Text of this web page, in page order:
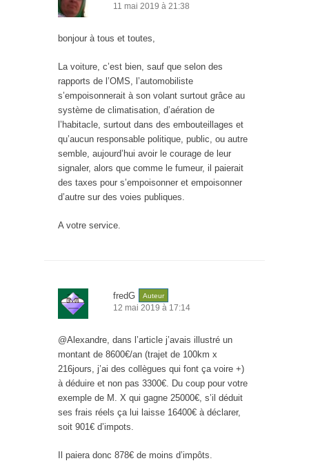
11 mai 2019 à 21:38
bonjour à tous et toutes,
La voiture, c’est bien, sauf que selon des
rapports de l’OMS, l’automobiliste
s’empoisonnerait à son volant surtout grâce au
système de climatisation, d’aération de
l’habitacle, surtout dans des embouteillages et
qu’aucun responsable politique, public, ou autre
semble, aujourd’hui avoir le courage de leur
signaler, alors que comme le fumeur, il paierait
des taxes pour s’empoisonner et empoisonner
d’autre sur des voies publiques.
A votre service.
fredG Auteur
12 mai 2019 à 17:14
@Alexandre, dans l’article j’avais illustré un
montant de 8600€/an (trajet de 100km x
216jours, j’ai des collègues qui font ça voire +)
à déduire et non pas 3300€. Du coup pour votre
exemple de M. X qui gagne 25000€, s’il déduit
ses frais réels ça lui laisse 16400€ à déclarer,
soit 901€ d’impots.
Il paiera donc 878€ de moins d’impôts.